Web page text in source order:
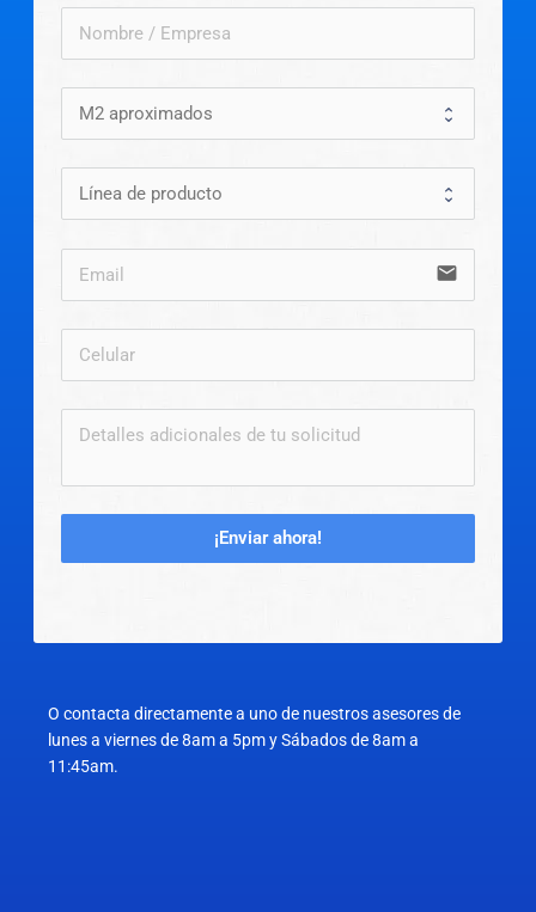
email
¡Enviar ahora!
O contacta directamente a uno de nuestros asesores de
lunes a viernes de 8am a 5pm y Sábados de 8am a
11:45am.